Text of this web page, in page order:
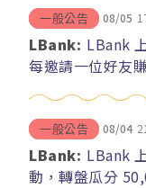
一般公告 08/05
LBank: LBank
每邀請一位好友
一般公告 08/04
LBank: LBank
動，轉盤瓜分